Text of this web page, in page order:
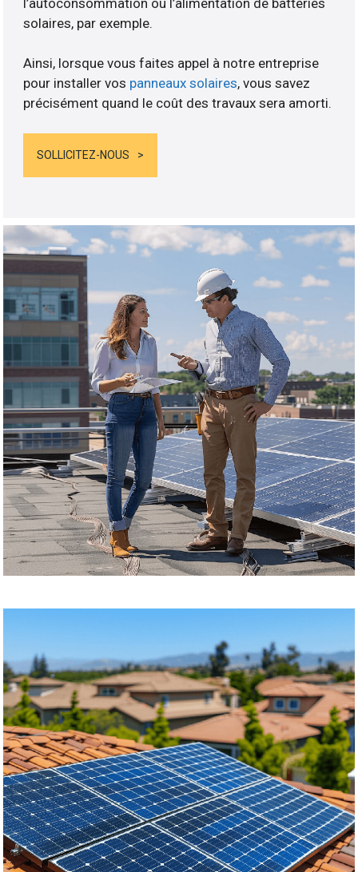
solaires, par exemple.
Ainsi, lorsque vous faites appel à notre entreprise
pour installer vos panneaux solaires, vous savez
précisément quand le coût des travaux sera amorti.
SOLLICITEZ-NOUS